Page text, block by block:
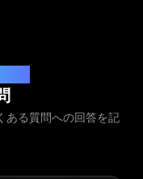
る質問への回答を記